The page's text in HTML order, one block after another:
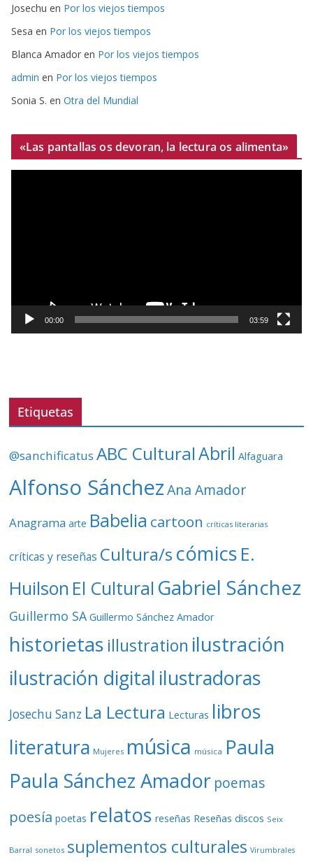
Josechu en Por los viejos tiempos
Sesa en Por los viejos tiempos
Blanca Amador en Por los viejos tiempos
admin en Por los viejos tiempos
Sonia S. en Otra del Mundial
«Las pantallas os devoran, la lectura os alimenta»
o
í
e
00:00 03:59
Etiquetas
@sanchificatus ABC CulturalAbril Alfaguara
Alfonso Sánchez Ana Amador
Anagrama arte Babelia cartoon críticas literarias
críticas y reseñas Cultura/s cómics E.
Huilson El Cultural Gabriel Sánchez
Guillermo SA Guillermo Sánchez Amador
historietas illustration ilustración
ilustración digital ilustradoras
Josechu Sanz La Lectura Lecturas libros
literatura Mujeres música música Paula
Paula Sánchez Amador poemas
poesía poetas relatos reseñas Reseñas discos Seix
Barral sonetos suplementos culturales Virumbrales